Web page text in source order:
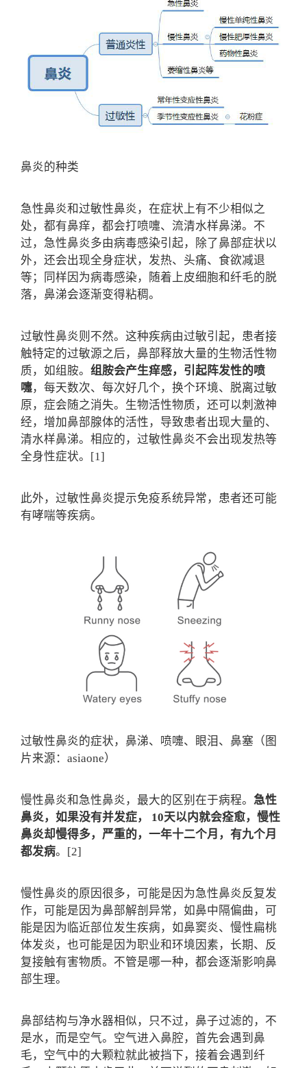
鼻炎的种类
急性鼻炎和过敏性鼻炎，在症状上有不少相似之
处，都有鼻痒，都会打喷嚏、流清水样鼻涕。不
过，急性鼻炎多由病毒感染引起，除了鼻部症状以
外，还会出现全身症状，发热、头痛、食欲减退
等；同样因为病毒感染，随着上皮细胞和纤毛的脱
落，鼻涕会逐渐变得粘稠。
过敏性鼻炎则不然。这种疾病由过敏引起，患者接
触特定的过敏源之后，鼻部释放大量的生物活性物
质，如组胺。 组胺会产生痒感，引起阵发性的喷
嚏，每天数次、每次好几个，换个环境、脱离过敏
原，症会随之消失。生物活性物质，还可以刺激神
经，增加鼻部腺体的活性，导致患者出现大量的、
清水样鼻涕。相应的，过敏性鼻炎不会出现发热等
全身性症状。[1]
此外，过敏性鼻炎提示免疫系统异常，患者还可能
有哮喘等疾病。
过敏性鼻炎的症状，鼻涕、喷嚏、眼泪、鼻塞（图
片来源：asiaone）
慢性鼻炎和急性鼻炎，最大的区别在于病程。 急性
鼻炎，如果没有并发症， 10天以内就会痊愈，慢性
鼻炎却慢得多，严重的，一年十二个月，有九个月
都发病。[2]
慢性鼻炎的原因很多，可能是因为急性鼻炎反复发
作，可能是因为鼻部解剖异常，如鼻中隔偏曲，可
能是因为临近部位发生疾病，如鼻窦炎、慢性扁桃
体发炎，也可能是因为职业和环境因素，长期、反
复接触有害物质。不管是哪一种，都会逐渐影响鼻
部生理。
鼻部结构与净水器相似，只不过，鼻子过滤的，不
是水，而是空气。空气进入鼻腔，首先会遇到鼻
毛，空气中的大颗粒就此被挡下，接着会遇到纤